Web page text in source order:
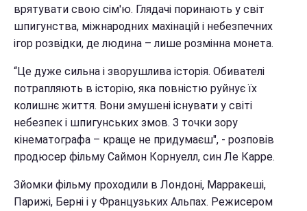
врятувати свою сім'ю. Глядачі поринають у світ
шпигунства, міжнародних махінацій і небезпечних
ігор розвідки, де людина – лише розмінна монета.
“Це дуже сильна і зворушлива історія. Обивателі
потрапляють в історію, яка повністю руйнує їх
колишнє життя. Вони змушені існувати у світі
небезпек і шпигунських змов. З точки зору
кінематографа – краще не придумаєш", - розповів
продюсер фільму Саймон Корнуелл, син Ле Карре.
Зйомки фільму проходили в Лондоні, Марракеші,
Парижі, Берні і у Французьких Альпах. Режисером